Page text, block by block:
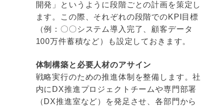
開発」というように段階ごとの計画を策定し
ます。この際、それぞれの段階でのKPI目標
（例：〇〇システム導入完了、顧客データ
100万件蓄積など）も設定しておきます。
体制構築と必要人材のアサイン
戦略実行のための推進体制を整備します。社
内にDX推進プロジェクトチームや専門部署
（DX推進室など）を発足させ、各部門から